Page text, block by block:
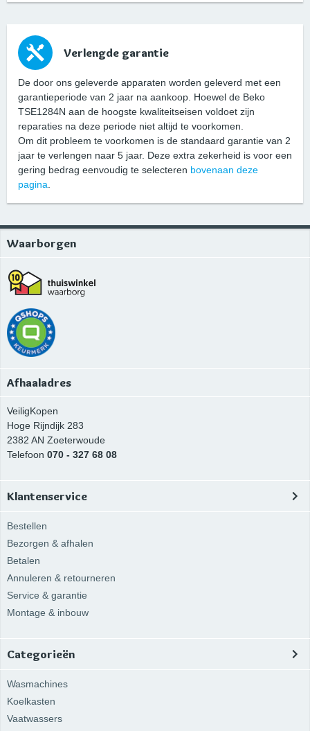
Verlengde garantie
De door ons geleverde apparaten worden geleverd met een
garantieperiode van 2 jaar na aankoop. Hoewel de Beko
TSE1284N aan de hoogste kwaliteitseisen voldoet zijn
reparaties na deze periode niet altijd te voorkomen.
Om dit probleem te voorkomen is de standaard garantie van 2
jaar te verlengen naar 5 jaar. Deze extra zekerheid is voor een
gering bedrag eenvoudig te selecteren bovenaan deze
pagina
Waarborgen
Afhaaladres
VeiligKopen
Hoge Rijndijk 283
2382 AN Zoeterwoude
Telefoon 070 - 327 68 08
Klantenservice
Bestellen
Bezorgen & afhalen
Betalen
Annuleren & retourneren
Service & garantie
Montage & inbouw
Categorieën
Wasmachines
Koelkasten
Vaatwassers